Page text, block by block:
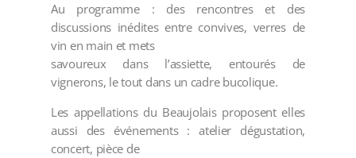
Au programme : des rencontres et des
discussions inédites entre convives, verres de
vin en main et mets
savoureux dans l’assiette, entourés de
vignerons, le tout dans un cadre bucolique.
Les appellations du Beaujolais proposent elles
aussi des événements : atelier dégustation,
concert, pièce de